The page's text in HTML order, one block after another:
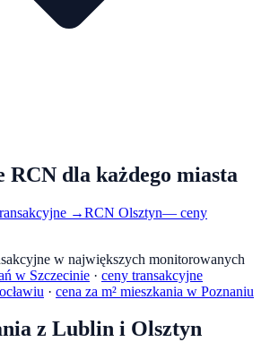
RCN dla każdego miasta
→RCN Olsztyn— ceny
w największych monitorowanych
w Szczecinie · ceny transakcyjne
· cena za m² mieszkania w Poznaniu
z Lublin i Olsztyn